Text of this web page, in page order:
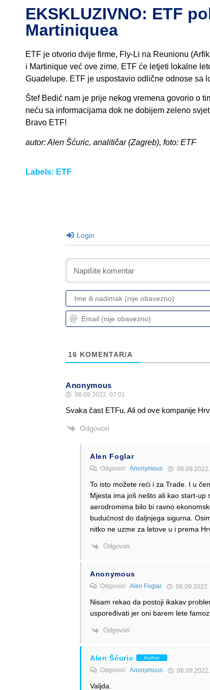
EKSKLUZIVNO: ETF
Martiniquea
ETF je otvorio dvije firme, Fly-Li na Reunionu
i Martinique već ove zime. ETF će letjeti lokalne
Guadelupe. ETF je uspostavio odlične odnose sa
Štef Bedić nam je prije nekog vremena govorio o
neću sa informacijama dok ne dobijem zeleno
Bravo ETF!
autor: Alen Šćuric, analitičar (Zagreb), foto: ETF
Labels: ETF
Login
16 KOMENTAR/A
Anonymous
06.09.2022. 07:01
Svaka čast ETFu. Ali od ove kompanije
Odgovori
Alen Foglar
Odgovori Anonymous
To isto možete reći i za Trade. I u
Mjesta ima još nešto ali kao start-
aerodromima bilo bi ravno
budućnost do daljnjega sigurna.
nitko ne uzme za letove u i prema
Odgovori
Anonymous
Odgovori Alen Foglar 06.09.2022.
Nisam rekao da postoji ikakav
uspoređivati jer oni barem lete
Odgovori
Alen Šćuric Author
Odgovori Anonymous
Valjda.